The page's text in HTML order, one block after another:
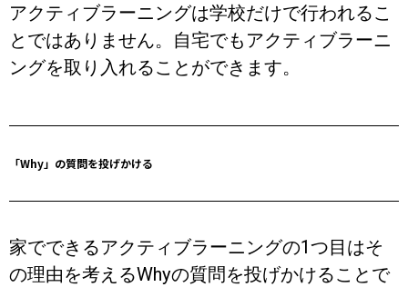
アクティブラーニングは学校だけで行われるこ
とではありません。自宅でもアクティブラーニ
ングを取り入れることができます。
「Why」の質問を投げかける
家でできるアクティブラーニングの1つ目はそ
の理由を考えるWhyの質問を投げかけることで